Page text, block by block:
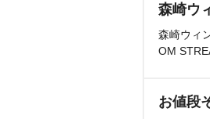
森崎ウ
森崎ウィ
OM
お値段